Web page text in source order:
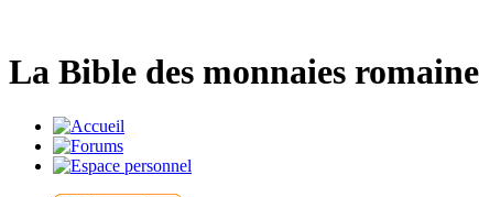
La Bible des monnaies